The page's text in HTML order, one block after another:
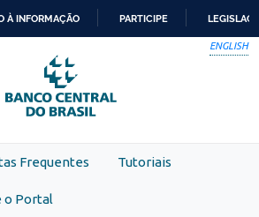
PARA
O
CONTEÚDO
À INFORMAÇÃO PARTICIPE
ENGLISH
Frequentes Tutoriais
o Portal